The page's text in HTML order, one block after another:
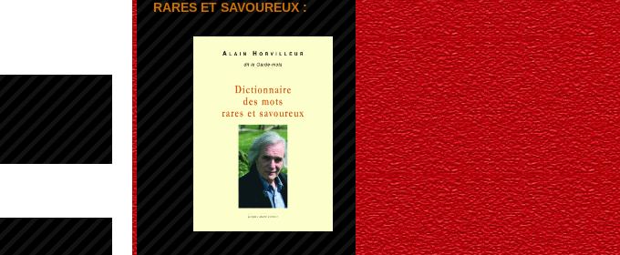
RARES ET SAVOUREUX :